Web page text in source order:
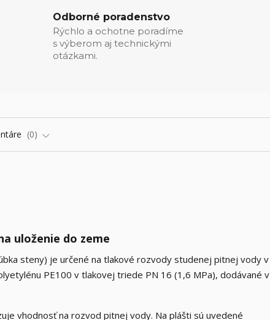
Odborné poradenstvo
Rýchlo a ochotne poradíme
s výberom aj technickými
otázkami.
0
uloženie do zeme
steny) je určené na tlakové rozvody studenej pitnej vody v
PE100 v tlakovej triede PN 16 (1,6 MPa), dodávané v
vhodnosť na rozvod pitnej vody. Na plášti sú uvedené